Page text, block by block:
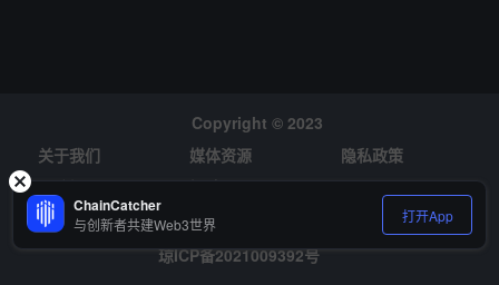
Copyright © 2023
关于我们
媒体资源
隐私政策
风险提示
招聘
琼ICP备2021009392号
ChainCatcher
与创新者共建Web3世界 打开App